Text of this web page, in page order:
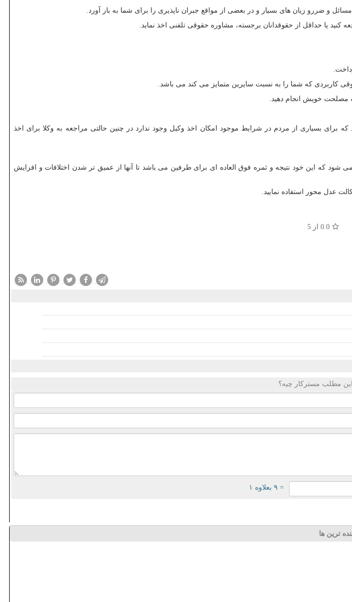
و ضررو زیان های بسیار و در بعضی از مواقع جبران ناپذیری را برای شما به بار آورد.
یا حداقل از حقوقدانان برجسته، مشاوره حقوقی تلفنی اخذ نماید.
بسیاری از مردم در شرایط موجود امکان اخذ وکیل وجود ندارد در چنین حالتی مراجعه به وکلا برای اخذ
که این خود نتیجه و ثمره فوق العاده ای برای طرفین می باشد تا آنها از عمیق تر شدن اختلافات و افزایش
عدل محور استفاده نمایید.
0.0 از 5
مطلب مسترکار چیه؟
= ۹ بعلاوه ۱
ترین ها